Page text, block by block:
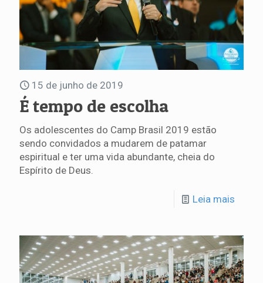
15 de junho de 2019
É tempo de escolha
Os adolescentes do Camp Brasil 2019 estão
sendo convidados a mudarem de patamar
espiritual e ter uma vida abundante, cheia do
Espírito de Deus.
Leia mais